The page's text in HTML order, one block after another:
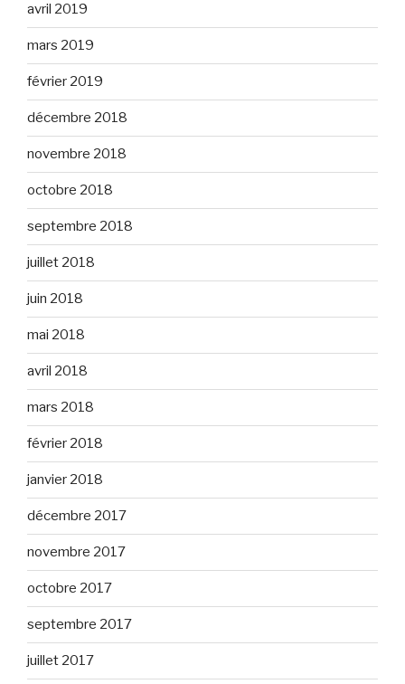
avril 2019
mars 2019
février 2019
décembre 2018
novembre 2018
octobre 2018
septembre 2018
juillet 2018
juin 2018
mai 2018
avril 2018
mars 2018
février 2018
janvier 2018
décembre 2017
novembre 2017
octobre 2017
septembre 2017
juillet 2017